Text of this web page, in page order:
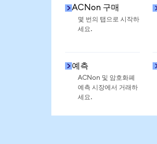
ACNon 구매
몇 번의 탭으로 시작하
세요.
예측
ACNon 및 암호화폐
예측 시장에서 거래하
세요.